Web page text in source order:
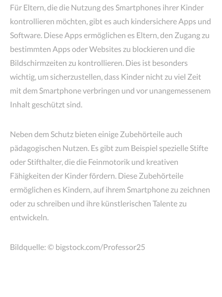
Für Eltern, die die Nutzung des Smartphones ihrer Kinder
kontrollieren möchten, gibt es auch kindersichere Apps und
Software. Diese Apps ermöglichen es Eltern, den Zugang zu
bestimmten Apps oder Websites zu blockieren und die
Bildschirmzeiten zu kontrollieren. Dies ist besonders
wichtig, um sicherzustellen, dass Kinder nicht zu viel Zeit
mit dem Smartphone verbringen und vor unangemessenem
Inhalt geschützt sind.
Neben dem Schutz bieten einige Zubehörteile auch
pädagogischen Nutzen. Es gibt zum Beispiel spezielle Stifte
oder Stifthalter, die die Feinmotorik und kreativen
Fähigkeiten der Kinder fördern. Diese Zubehörteile
ermöglichen es Kindern, auf ihrem Smartphone zu zeichnen
oder zu schreiben und ihre künstlerischen Talente zu
entwickeln.
Bildquelle: © bigstock.com/Professor25